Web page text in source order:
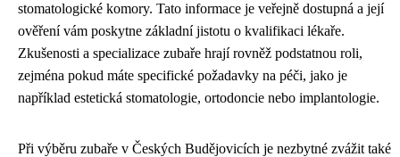
stomatologické komory. Tato informace je veřejně dostupná a její
ověření vám poskytne základní jistotu o kvalifikaci lékaře.
Zkušenosti a specializace zubaře hrají rovněž podstatnou roli,
zejména pokud máte specifické požadavky na péči, jako je
například estetická stomatologie, ortodoncie nebo implantologie.
Při výběru zubaře v Českých Budějovicích je nezbytné zvážit také